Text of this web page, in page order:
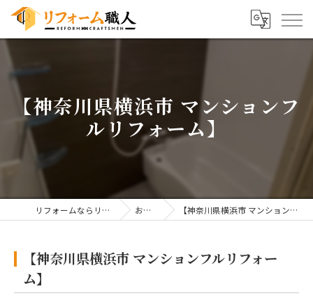
【神奈川県横浜市 マンションフ
ルリフォーム】
リフォームならリフォーム職人 お知らせ 【神奈川県横浜市 マンションフルリフォーム】
【神奈川県横浜市 マンションフルリフォー
ム】